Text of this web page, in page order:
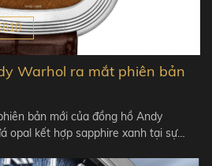
Warhol ra mắt phiên bản
bản mới của đồng hồ Andy
opal kết hợp sapphire xanh tại sự…